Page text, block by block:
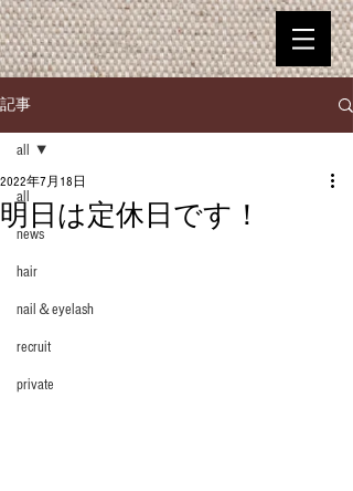
記事
all
news
hair
nail＆eyelash
recruit
private
all
明日は定休日です！
2022年7月18日